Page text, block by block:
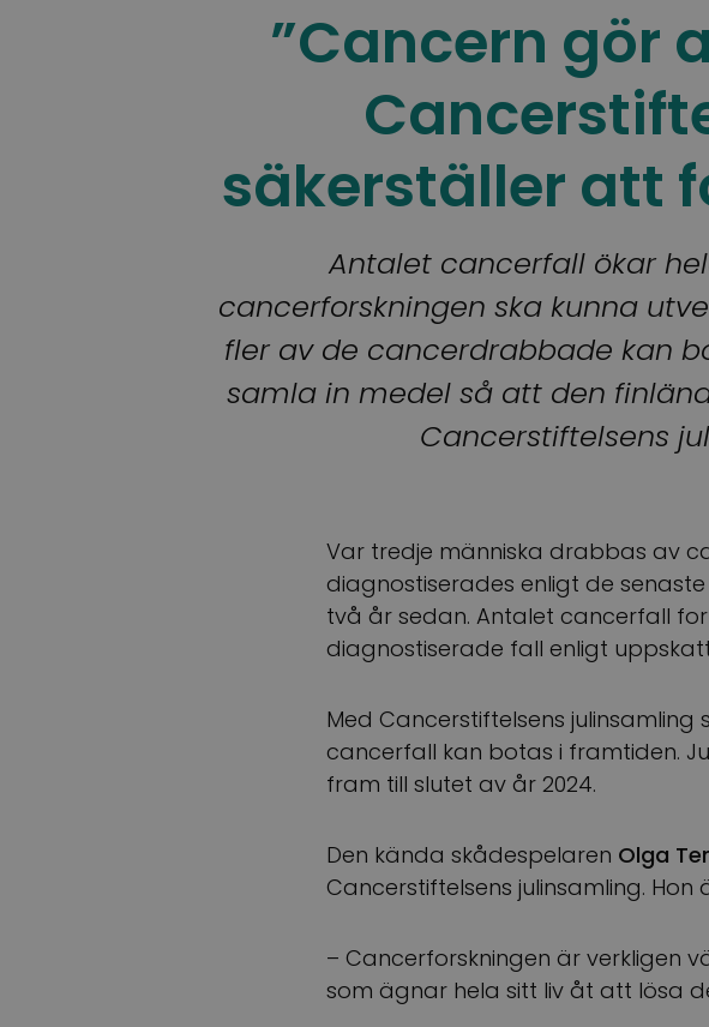
”Cancern gör
säkerställer att
Antalet cancerfall ökar
cancerforskningen ska kunna
fler av de cancerdrabbade kan
samla in medel så att den
Cancerstiftelsens
Var tredje människa drabbas av
diagnostiserades enligt de
två år sedan. Antalet cancerfall
diagnostiserade fall enligt
Med Cancerstiftelsens
cancerfall kan botas i framtiden.
fram till slutet av år 2024.
Den kända skådespelaren Olga
Cancerstiftelsens julinsamling.
– Cancerforskningen är verkligen
som ägnar hela sitt liv åt att lösa